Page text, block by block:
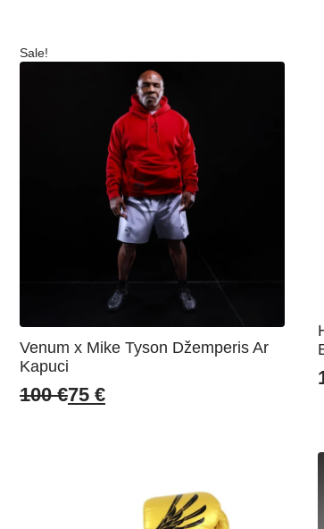
Sale!
Venum x Mike Tyson Džemperis Ar
Kapuci
100€
Original
75 €
Current